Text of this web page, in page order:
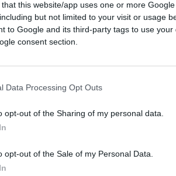
that this website/app uses one or more
but not limited to your visit or usage
to Google and its third-party tags to use
consent section.
Data Processing Opt Outs
opt-out of the Sharing of my personal data.
opt-out of the Sale of my Personal Data.
del
di Porta San Paolo, si sono
Cestia.